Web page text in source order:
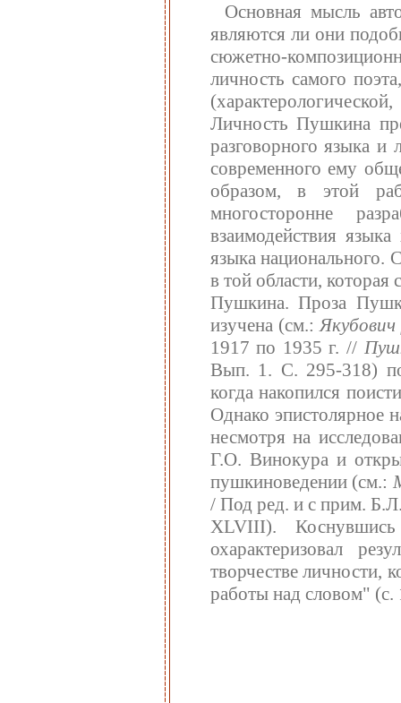
Основная мысль
являются ли они
сюжетно-
личность самого
Личность Пушкина
разговорного языка и
современного ему
образом, в этой
многосторонне
взаимодействия
языка национального.
в той области, которая
Пушкина. Проза
изучена (см.:
1917 по 1935 г. //
Вып. 1. С. 295-318)
когда накопился
Однако эпистолярное
несмотря на
Г.О. Винокура и
пушкиноведении (см.:
/ Под ред. и с прим.
XLVIII). Коснувшись
охарактеризовал
творчестве личности,
работы над словом" (с.